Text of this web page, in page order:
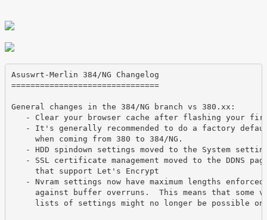
Asuswrt-Merlin 384/NG Changelog
===============================
General changes in the 384/NG branch vs 380.xx:
- Clear your browser cache after flashing your
- It's generally recommended to do a factory
when coming from 380 to 384/NG.
- HDD spindown settings moved to the System
- SSL certificate management moved to the DDNS
that support Let's Encrypt
- Nvram settings now have maximum lengths
against buffer overruns.  This means that some
lists of settings might no longer be possible on